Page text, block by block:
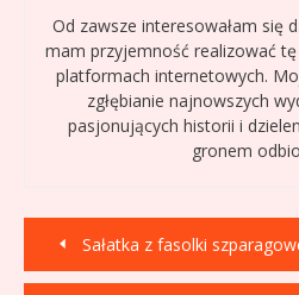
Od zawsze interesowałam się
mam przyjemność realizować
platformach internetowych.
zgłębianie najnowszych
pasjonujących historii i
gronem
Nawigacja
wpisu
Sałatka z fasolki szparagowej i fety: